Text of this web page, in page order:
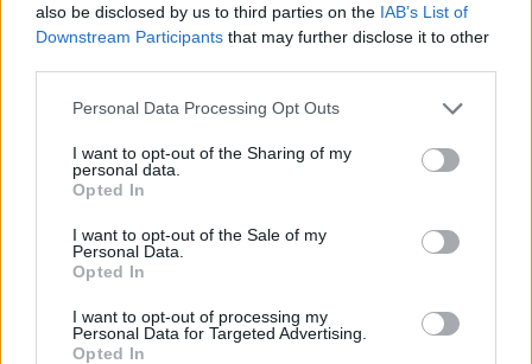
also be disclosed by us to third parties on the IAB’s List of
Downstream Participants that may further disclose it to other
Please note that this website/app uses one or more Google
not limited to your visit or usage behaviour. You may click to
grant or deny consent to Google and its third-party tags to
use your data for below specified purposes in below Google
consent section.
Personal Data Processing Opt Outs
I want to opt-out of the Sharing of my
personal data.
Opted In
I want to opt-out of the Sale of my
Personal Data.
Opted In
I want to opt-out of processing my
Personal Data for Targeted Advertising.
Opted In
PROGRAM
OFFICIAL
WEBSITE
trafikverket.se/Privat/Trafiksakerhet/Vart-
trafiksakerhetsarbete/Skyltfonden
About this récompense / prix
Description générale